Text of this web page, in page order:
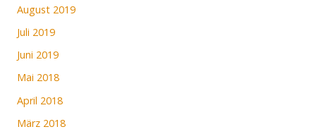
August 2019
Juli 2019
Juni 2019
Mai 2018
April 2018
März 2018